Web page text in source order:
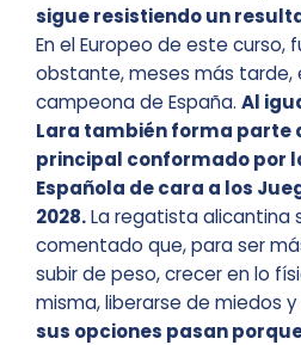
sigue resistiendo un
En el Europeo de este curso,
obstante, meses más tarde,
campeona de España. Al
Lara también forma parte
principal conformado por
Española de cara a los
2028.La regatista alicantina
comentado que, para ser
subir de peso, crecer en lo
misma, liberarse de miedos
sus opciones pasan